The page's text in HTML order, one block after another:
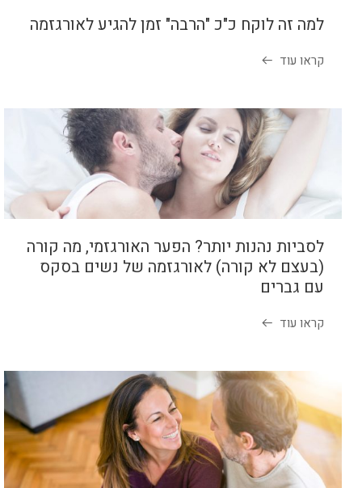
למה זה לוקח כ"כ "הרבה" זמן להגיע לאורגזמה
קראו עוד
לסביות נהנות יותר? הפער האורגזמי, מה קורה
(בעצם לא קורה) לאורגזמה של נשים בסקס
עם גברים
קראו עוד